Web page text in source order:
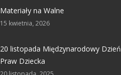
Materiały na Walne
15 kwietnia, 2026
20 listopada Międzynarodowy Dzień
Praw Dziecka